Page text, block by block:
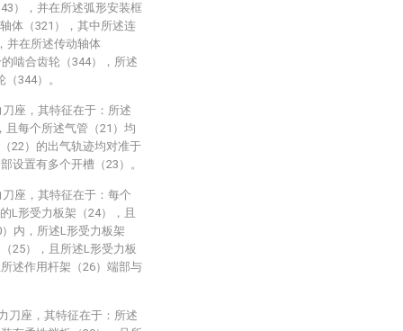
），并在所述弧形安装框
体（321），其中所述连
并在所述传动轴体
啮合齿轮（344），所述
344）。
座，其特征在于：所述
且每个所述气管（21）均
22）的出气轨迹均对准于
设置有多个开槽（23）。
座，其特征在于：每个
L形受力板架（24），且
内，所述L形受力板架
25），且所述L形受力板
述作用杆架（26）端部与
刀座，其特征在于：所述